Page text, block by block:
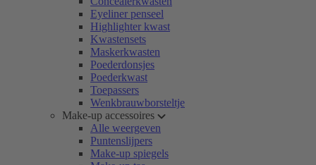
Eyeliner penseel
Highlighter kwast
Kwastensets
Maskerkwasten
Poederdonsjes
Poederkwast
Toepassers
Wenkbrauwborsteltje
Make-up accessoires
Alle weergeven
Puntenslijpers
Make-up spiegels